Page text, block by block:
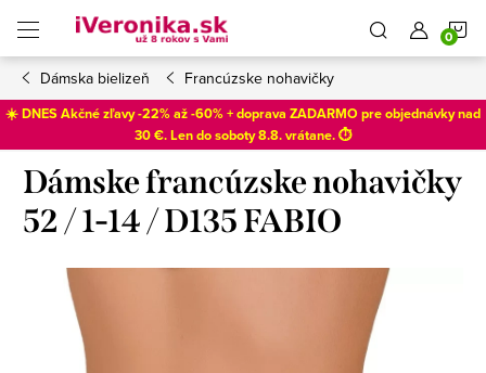
obsah
Dámska bielizeň Francúzske nohavičky
☀️ DNES Akčné zľavy -22% až -60% + doprava ZADARMO pre objednávky nad
30 €. Len dosoboty 8.8. vrátane. ⏱️
Dámske francúzske nohavičky
52 / 1-14 / D135 FABIO